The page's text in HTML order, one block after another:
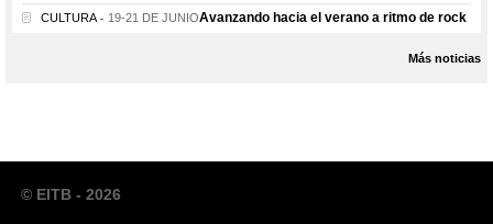
CULTURA 19-21 DE JUNIOAvanzando hacia el verano a ritmo de rock
Más noticias
© EITB - 2026